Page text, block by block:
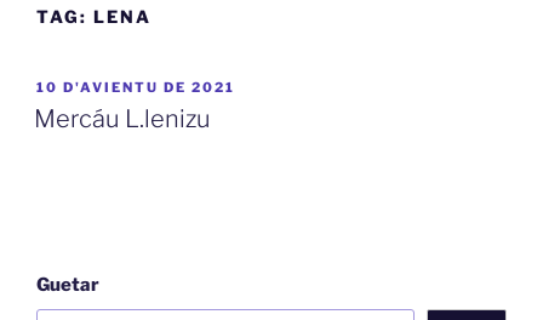
TAG: LENA
ESPUBLIZÁU
EN
10 D'AVIENTU DE 2021
Mercáu L.lenizu
Guetar